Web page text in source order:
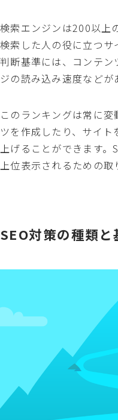
検索エンジンは200以上
検索した人の役に立つサ
判断基準には、コンテ
ジの読み込み速度などが
このランキングは常に
ツを作成したり、サイ
上げることができます。
上位表示されるための取
SEO対策の種類